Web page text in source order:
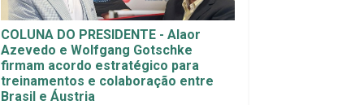
COLUNA DO PRESIDENTE - Alaor
Azevedo e Wolfgang Gotschke
firmam acordo estratégico para
treinamentos e colaboração entre
Brasil e Áustria